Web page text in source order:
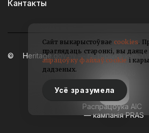
Кантакты
Heritage.gov.by — гісторыка-
Беларусі
Распрацоўка АІС
— кампанія PRAS
Сайт выкарыстоўвае cookies.
праглядаць старонкі, вы даяце
апрацоўку файлаў cookie і
дадзеных.
Усё зразумела